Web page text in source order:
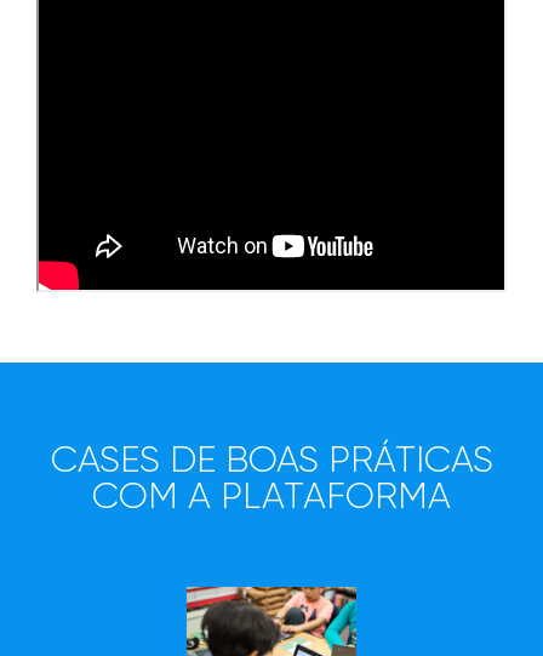
CASES DE BOAS PRÁTICAS
COM A PLATAFORMA